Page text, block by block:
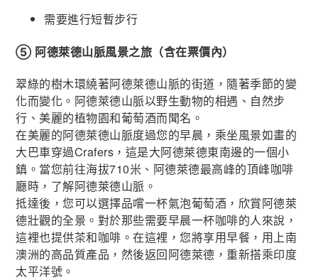
需要進行短暫步行
⑤ 阿德萊德山脈風景之旅（含在票價內）
翠綠的樹木環繞著阿德萊德山脈的街道，隨著季節的變
化而變化。阿德萊德山脈以野生動物的相遇、自然步
行、美麗的植物園和葡萄酒而聞名。
在美麗的阿德萊德山脈度過您的早晨，乘坐風景如畫的
大巴車穿過Crafers，這是大阿德萊德東南邊的一個小
鎮。當您前往海拔710米、阿德萊德最高峰的頂峰咖啡
廳時，了解阿德萊德山脈。
抵達後，您可以選擇品嚐一杯氣泡葡萄酒，欣賞阿德萊
德壯觀的全景。對於那些需要早晨一杯咖啡的人來說，
這裡也提供茶和咖啡。在這裡，您將享用早餐，用上南
澳洲的高品質產品，然後返回阿德萊德，重新搭乘印度
太平洋號。